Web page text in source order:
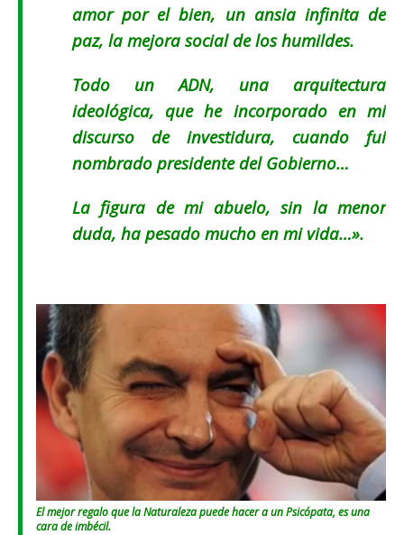
amor por el bien, un ansia infinita de
paz, la mejora social de los humildes.
Todo un ADN, una arquitectura
ideológica, que he incorporado en mi
discurso de investidura, cuando fui
nombrado presidente del Gobierno…
La figura de mi abuelo, sin la menor
duda, ha pesado mucho en mi vida…».
El mejor regalo que la Naturaleza puede hacer a un Psicópata, es una
cara de imbécil.